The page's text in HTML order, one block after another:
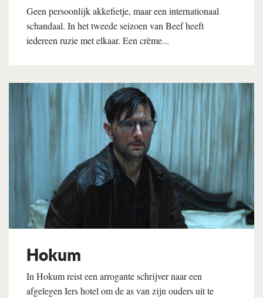
Geen persoonlijk akkefietje, maar een internationaal
schandaal. In het tweede seizoen van Beef heeft
iedereen ruzie met elkaar. Een crème...
Lees verder
Hokum
In Hokum reist een arrogante schrijver naar een
afgelegen Iers hotel om de as van zijn ouders uit te